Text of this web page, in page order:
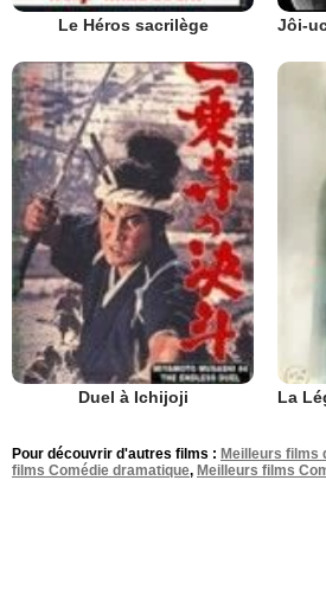
Le Héros sacrilège
Duel à Ichijoji
Pour découvrir d'autres films : Meilleurs films
films Comédie dramatique, Meilleurs films